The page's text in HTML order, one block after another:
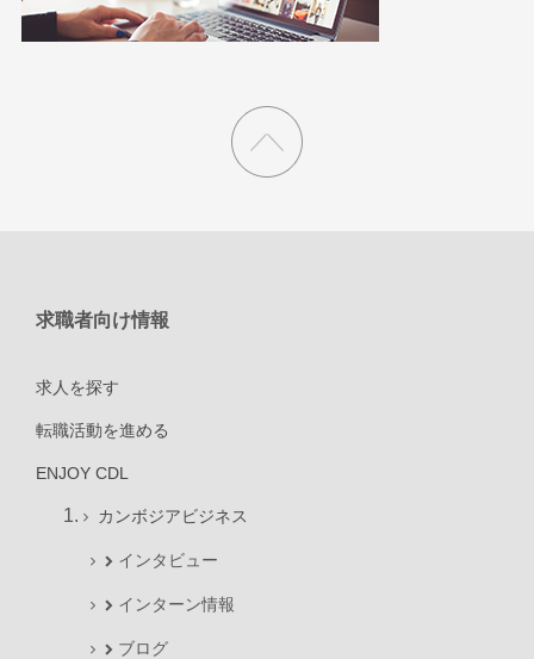
求職者向け情報
求人を探す
転職活動を進める
ENJOY CDL
カンボジアビジネス
インタビュー
インターン情報
ブログ